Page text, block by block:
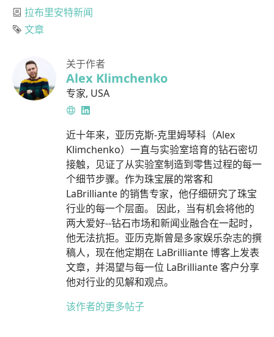
分类
拉布里安特新闻
标签
文章
关于作者
Alex Klimchenko
专家, USA
网
站
领
英
近十年来，亚历克斯-克里姆琴科（Alex
Klimchenko）一直与实验室培育的钻石密切
接触，见证了从实验室制造到零售过程的每一
个细节步骤。作为珠宝展的常客和
LaBrilliante 的销售专家，他仔细研究了珠宝
行业的每一个层面。 因此，当有机会将他的
两大爱好--钻石市场和新闻业融合在一起时，
他无法抗拒。亚历克斯曾是多家娱乐杂志的撰
稿人，现在他定期在 LaBrilliante 博客上发表
文章，并渴望与每一位 LaBrilliante 客户分享
他对行业的见解和观点。
该作者的更多帖子